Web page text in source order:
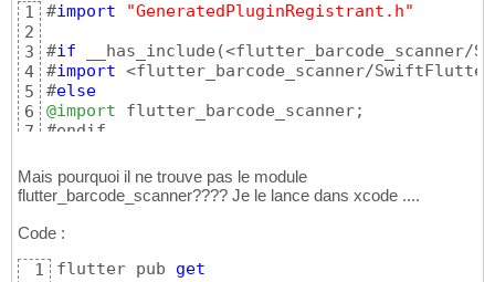
1
2
3
4
5
6
7
#import
"GeneratedPluginRegistrant.h"
#if __has_include (<flutter_barcode_scanner/
#import <flutter_barcode_scanner/
#else
@import flutter_barcode_scanner;
#endif
Mais pourquoi il ne trouve pas le module
flutter_barcode_scanner???? Je le lance dans xcode ....
Code :
1
flutter pub get